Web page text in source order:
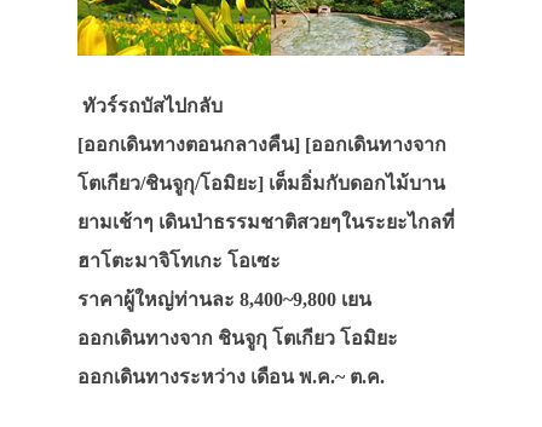
ทัวร์รถบัสไปกลับ
[ออกเดินทางตอนกลางคืน] [ออกเดินทางจาก
โตเกียว/ชินจูกุ/โอมิยะ] เต็มอิ่มกับดอกไม้บาน
ยามเช้าๆ เดินป่าธรรมชาติสวยๆในระยะไกลที่
ฮาโตะมาจิโทเกะ โอเซะ
ราคาผู้ใหญ่ท่านละ 8,400~9,800 เยน
ออกเดินทางจาก ชินจูกุ โตเกียว โอมิยะ
ออกเดินทางระหว่าง เดือน พ.ค.~ ต.ค.